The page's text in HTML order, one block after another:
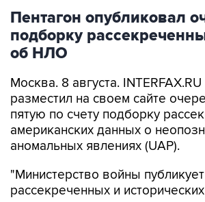
Пентагон опубликовал
подборку
об НЛО
Москва. 8 августа.
разместил на своем сайте
пятую по счету подборку
американских данных о
аномальных явлениях (UAP).
"Министерство войны
рассекреченных и